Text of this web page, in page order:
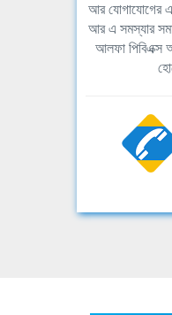
আর যোগাযোগের
আর এ সমস্যার
আলফা পিবিএক্স